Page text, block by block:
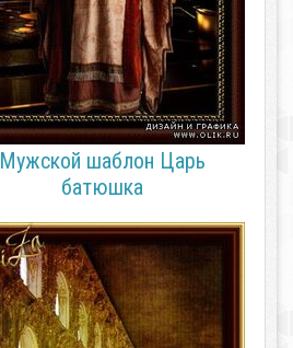
Мужской шаблон Царь
батюшка